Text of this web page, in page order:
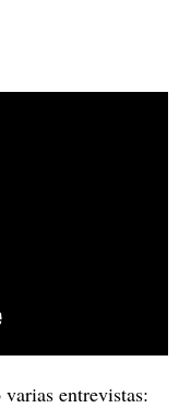
entrevistas: